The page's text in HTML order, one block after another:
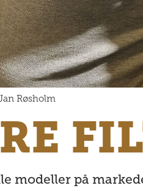
Røsholm
modeller på